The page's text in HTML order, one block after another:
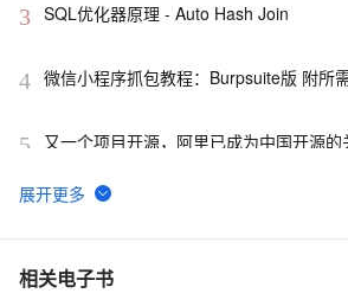
3 SQL优化器原理 - Auto Hash Join
4 微信小程序抓包教程：Burpsuite版 附所
5 又一个项目开源，阿里已成为中国开源的
6 tailwindcss使用教程
7 我的博客即将入驻“云栖社区”，诚邀技术
相关电子书